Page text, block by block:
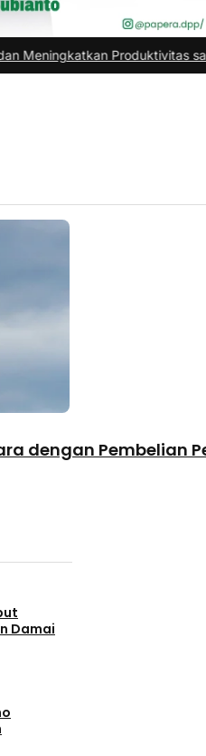
Produktivitas saat
dengan Pembelian
Damai